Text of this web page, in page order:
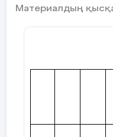
Материалдың